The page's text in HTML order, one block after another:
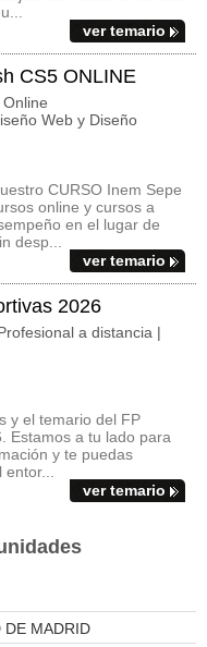
ver temario
CS5 ONLINE
Web y Diseño
CURSO Inem Sepe
online y cursos a
en el lugar de
desp...
ver temario
2026
a distancia |
y el temario del FP
Estamos a tu lado para
y te puedas
ver temario
DE MADRID